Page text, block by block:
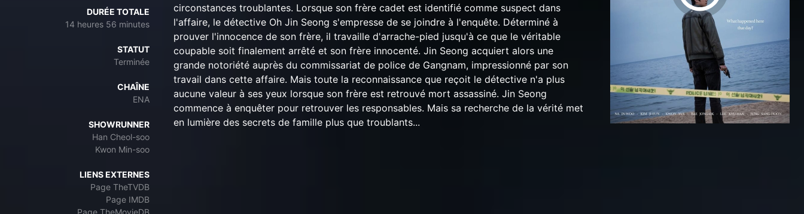
DURÉE TOTALE
14 heures 56 minutes
STATUT
Terminée
CHAÎNE
ENA
SHOWRUNNER
Han Cheol-soo
Kwon Min-soo
LIENS EXTERNES
Page TheTVDB
Page IMDB
Page TheMovieDB
circonstances troublantes. Lorsque son frère cadet est identifié comme suspect dans
l'affaire, le détective Oh Jin Seong s'empresse de se joindre à l'enquête. Déterminé à
prouver l'innocence de son frère, il travaille d'arrache-pied jusqu'à ce que le véritable
coupable soit finalement arrêté et son frère innocenté. Jin Seong acquiert alors une
grande notoriété auprès du commissariat de police de Gangnam, impressionné par son
travail dans cette affaire. Mais toute la reconnaissance que reçoit le détective n'a plus
aucune valeur à ses yeux lorsque son frère est retrouvé mort assassiné. Jin Seong
commence à enquêter pour retrouver les responsables. Mais sa recherche de la vérité met
en lumière des secrets de famille plus que troublants...